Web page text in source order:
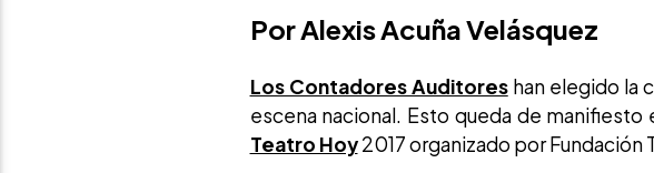
Por Alexis Acuña Velásquez
Los Contadores Auditoreshan elegido la
escena nacional. Esto queda de
Teatro Hoy2017 organizado por Fundación